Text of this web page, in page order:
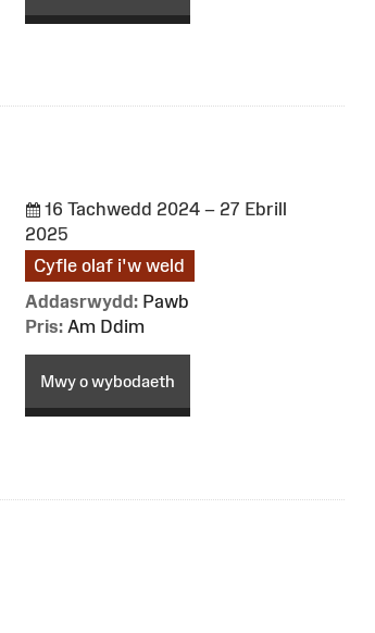
16 Tachwedd 2024 – 27 Ebrill
2025
Cyfle olaf i'w weld
Addasrwydd: Pawb
Pris: Am Ddim
Mwy o wybodaeth